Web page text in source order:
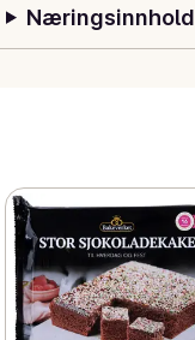
Næringsinnhold